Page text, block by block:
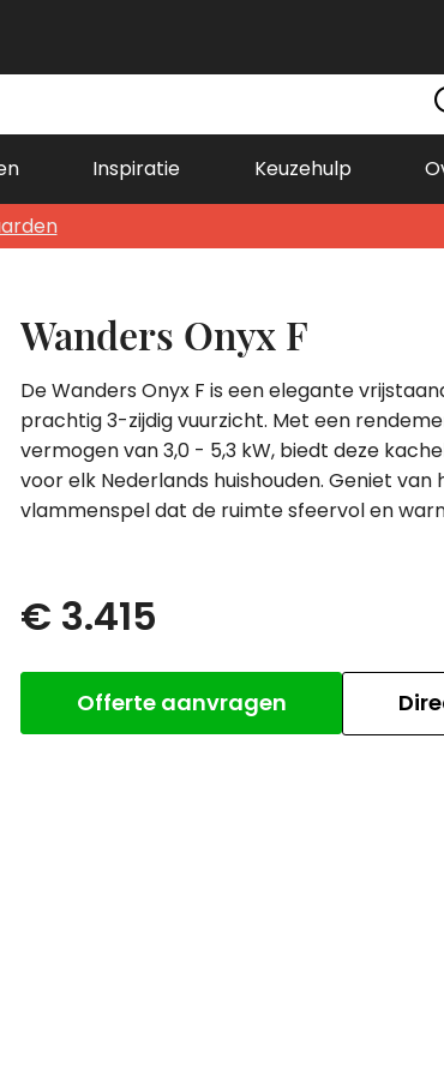
Inspiratie Keuzehulp
Wanders Onyx F
De Wanders Onyx F is een elegante
prachtig 3-zijdig vuurzicht. Met een
vermogen van 3,0 - 5,3 kW, biedt deze
voor elk Nederlands huishouden. Geniet van
vlammenspel dat de ruimte sfeervol en
€ 3.415
Offerte aanvragen